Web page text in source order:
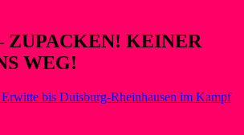
ZUPACKEN! KEINER
WEG!
bis Duisburg-Rheinhausen im Kampf